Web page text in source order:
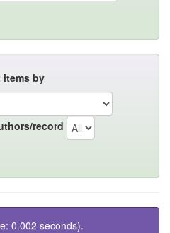
items by
record
0.002 seconds).